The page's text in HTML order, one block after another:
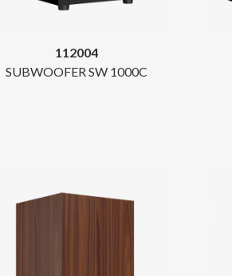
112004
SUBWOOFER SW 1000C